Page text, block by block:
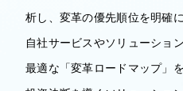
析し、変革の優先順位を明確
自社サービスやソリューショ
最適な「変革ロードマップ」